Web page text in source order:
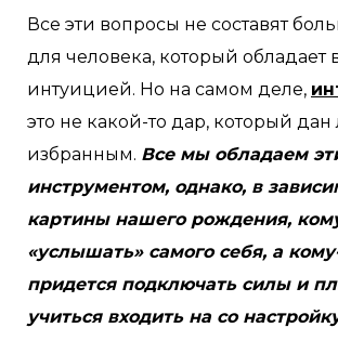
Все эти вопросы не составят
для человека, который обладает
интуицией. Но на самом деле,
это не какой-то дар, который
избранным. Все мы обладаем
инструментом, однако, в
картины нашего рождения,
«услышать» самого себя, а
придется подключать силы и
учиться входить на со